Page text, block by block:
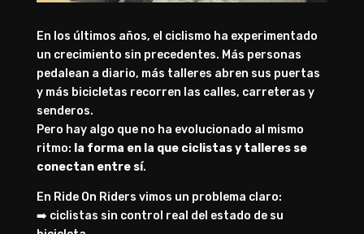
En los últimos años, el ciclismo ha experimentado
un crecimiento sin precedentes. Más personas
pedalean a diario, más talleres abren sus puertas
y más bicicletas recorren las calles, carreteras y
senderos.
Pero hay algo que no ha evolucionado al mismo
ritmo: la forma en la que ciclistas y talleres se
conectan entre sí.
En Ride On Riders vimos un problema claro:
➡️ ciclistas sin control real del estado de su